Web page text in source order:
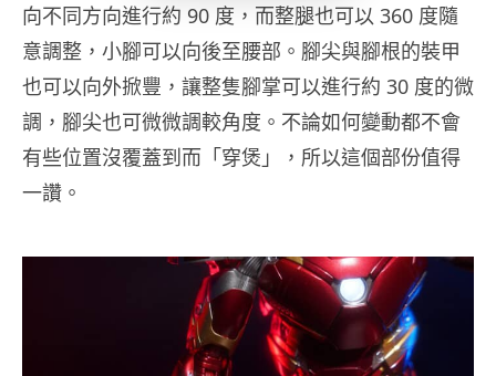
向不同方向進行約 90 度，而整腿也可以 360 度隨
意調整，小腳可以向後至腰部。腳尖與腳根的裝甲
也可以向外掀豐，讓整隻腳掌可以進行約 30 度的微
調，腳尖也可微微調較角度。不論如何變動都不會
有些位置沒覆蓋到而「穿煲」，所以這個部份值得
一讚。